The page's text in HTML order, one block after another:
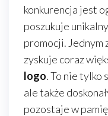
konkurencja jest
poszukuje
promocji. Jednym
zyskuje coraz
logo. To nie tylko
ale także
pozostaje w